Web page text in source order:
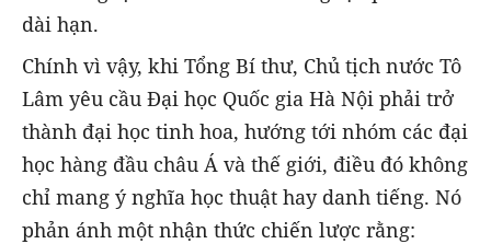
dài hạn.
Chính vì vậy, khi Tổng Bí thư, Chủ tịch nước Tô
Lâm yêu cầu Đại học Quốc gia Hà Nội phải trở
thành đại học tinh hoa, hướng tới nhóm các đại
học hàng đầu châu Á và thế giới, điều đó không
chỉ mang ý nghĩa học thuật hay danh tiếng. Nó
phản ánh một nhận thức chiến lược rằng: